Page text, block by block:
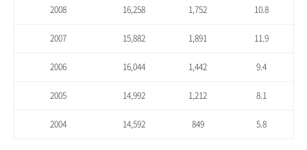
2008 16,258 1,752 10.8
2007 15,882 1,891 11.9
2006 16,044 1,442 9.4
2005 14,992 1,212 8.1
2004 14,592 849 5.8